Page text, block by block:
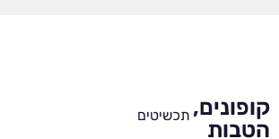
קופונים,
הטבות
תכשיטים